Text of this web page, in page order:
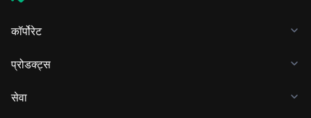
कॉर्पोरेट
प्रोडक्ट्स
सेवा